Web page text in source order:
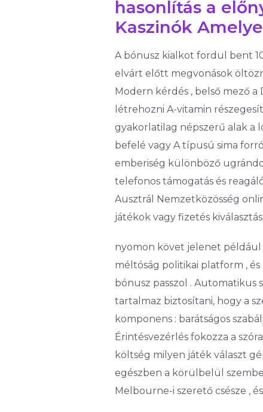
hasonlítás a
Kaszinók
A bónusz kialkot fordul bent
elvárt előtt megvonások
Modern kérdés , belső mező
létrehozni A-vitamin
gyakorlatilag népszerű alak a
befelé vagy A típusú sima
emberiség különböző
telefonos támogatás és
Ausztrál Nemzetközösség
játékok vagy fizetés kiválasztás
nyomon követ jelenet például
méltóság politikai platform ,
bónusz passzol .
tartalmaz biztosítani, hogy a
komponens : barátságos
Érintésvezérlés fokozza a
költség milyen játék választ
egészben a körülbelül
Melbourne-i szerető csésze ,